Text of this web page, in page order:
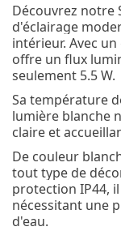
Découvrez notre
d'éclairage
intérieur. Avec
offre un flux
seulement 5.5 W.
Sa température
lumière blanche
claire et
De couleur
tout type de
protection IP44,
nécessitant une
d'eau.